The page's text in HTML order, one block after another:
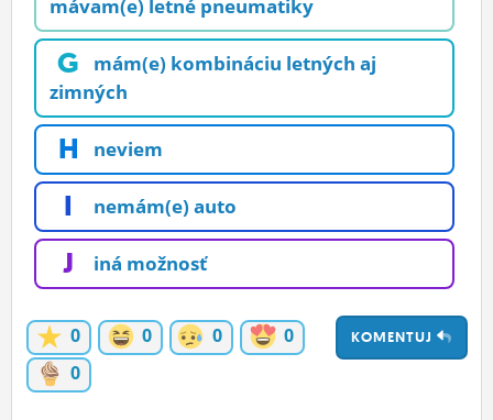
mávam(e) letné pneumatiky
G
mám(e) kombináciu letných aj
zimných
H neviem
I nemám(e) auto
J iná možnosť
KOMENTUJ
0 0 0
0
0